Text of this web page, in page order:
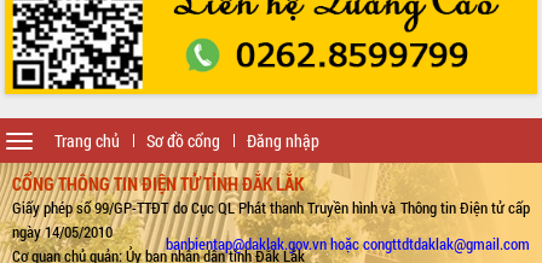
Trang chủ Sơ đồ cổng Đăng nhập
Toggle
navigation
CỔNG THÔNG TIN ĐIỆN TỬ TỈNH ĐẮK LẮK
Giấy phép số 99/GP-TTĐT do Cục QL Phát thanh Truyền hình và Thông tin Điện tử cấp
ngày 14/05/2010
Cơ quan chủ quản: Ủy ban nhân dân tỉnh Đắk Lắk
banbientap@daklak.gov.vn hoặc congttdtdaklak@gmail.com